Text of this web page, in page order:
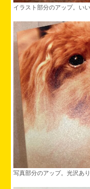
イラスト部分のアップ。い
写真部分のアップ。光沢あり